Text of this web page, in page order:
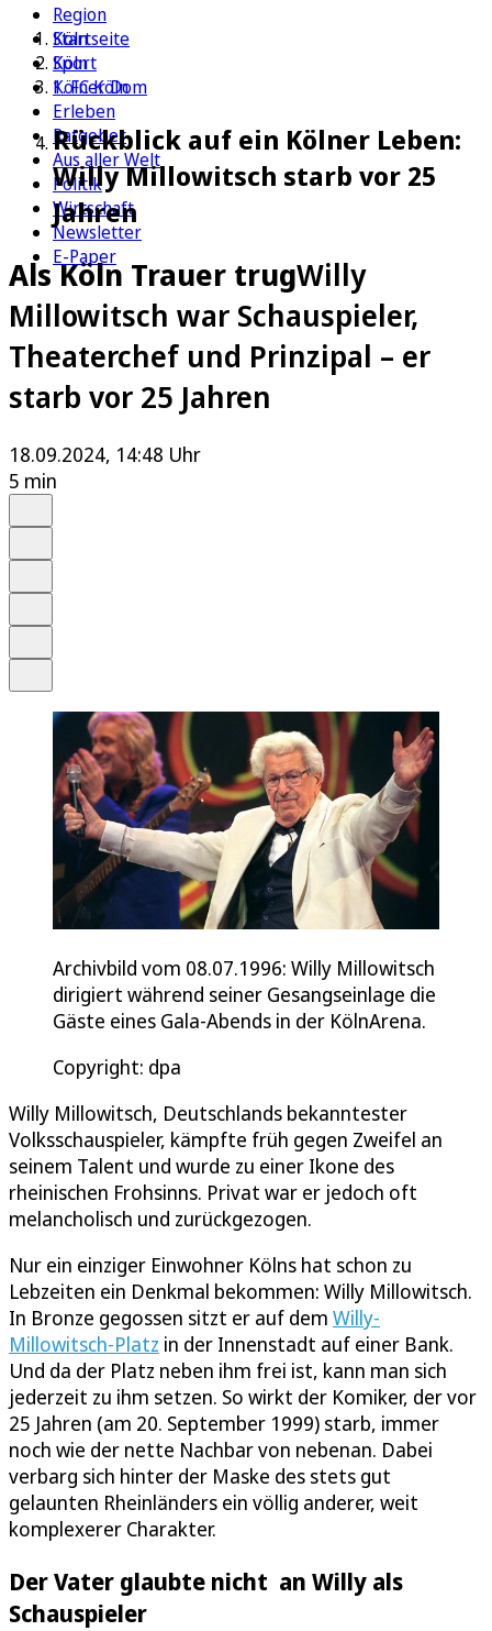
Region
Köln
Sport
1. FC Köln
Erleben
Ratgeber
Aus aller Welt
Politik
Wirtschaft
Newsletter
E-Paper
Startseite
Köln
Kölner Dom
Rückblick auf ein Kölner Leben:
Willy Millowitsch starb vor 25
Jahren
Als Köln Trauer trugWilly
Millowitsch war Schauspieler,
Theaterchef und Prinzipal – er
starb vor 25 Jahren
18.09.2024, 14:48 Uhr
5 min
Archivbild vom 08.07.1996: Willy Millowitsch
dirigiert während seiner Gesangseinlage die
Gäste eines Gala-Abends in der KölnArena.
Copyright: dpa
Willy Millowitsch, Deutschlands bekanntester
Volksschauspieler, kämpfte früh gegen Zweifel an
seinem Talent und wurde zu einer Ikone des
rheinischen Frohsinns. Privat war er jedoch oft
melancholisch und zurückgezogen.
Nur ein einziger Einwohner Kölns hat schon zu
Lebzeiten ein Denkmal bekommen: Willy Millowitsch.
In Bronze gegossen sitzt er auf dem Willy-
Millowitsch-Platz in der Innenstadt auf einer Bank.
Und da der Platz neben ihm frei ist, kann man sich
jederzeit zu ihm setzen. So wirkt der Komiker, der vor
25 Jahren (am 20. September 1999) starb, immer
noch wie der nette Nachbar von nebenan. Dabei
verbarg sich hinter der Maske des stets gut
gelaunten Rheinländers ein völlig anderer, weit
komplexerer Charakter.
Der Vater glaubte nicht an Willy als
Schauspieler